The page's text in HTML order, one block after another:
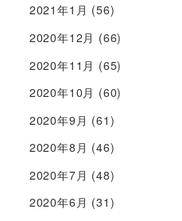
2021年1月 (56)
2020年12月 (66)
2020年11月 (65)
2020年10月 (60)
2020年9月 (61)
2020年8月 (46)
2020年7月 (48)
2020年6月 (31)